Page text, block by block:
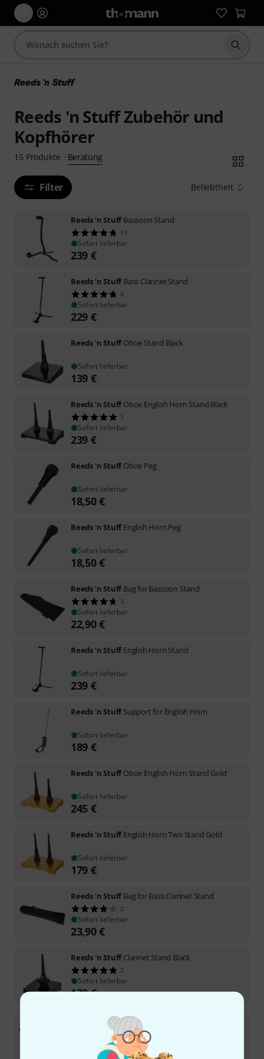
Suche
Reeds 'n Stuff Zubehör und
Kopfhörer
15 Produkte · Beratung
Filter Beliebtheit
Reeds 'n Stuff Bassoon Stand
11
Sofort lieferbar
239 €
Reeds 'n Stuff Bass Clarinet Stand
4
Sofort lieferbar
229 €
Reeds 'n Stuff Oboe Stand Black
Sofort lieferbar
139 €
Reeds 'n Stuff Oboe English Horn Stand Black
1
Sofort lieferbar
239 €
Reeds 'n Stuff Oboe Peg
Sofort lieferbar
18,50€
Reeds 'n Stuff English Horn Peg
Sofort lieferbar
18,50€
Reeds 'n Stuff Bag for Bassoon Stand
3
Sofort lieferbar
22,90€
Reeds 'n Stuff English Horn Stand
Sofort lieferbar
239 €
Reeds 'n Stuff Support for English Horn
Sofort lieferbar
189 €
Reeds 'n Stuff Oboe English Horn Stand Gold
Sofort lieferbar
245 €
Reeds 'n Stuff English Horn Two Stand Gold
Sofort lieferbar
179 €
Reeds 'n Stuff Bag for Bass Clarinet Stand
2
Sofort lieferbar
23,90€
Reeds 'n Stuff Clarinet Stand Black
2
Sofort lieferbar
139€
Reeds 'n StuffSupport Set for English Horn
Sofort lieferbar